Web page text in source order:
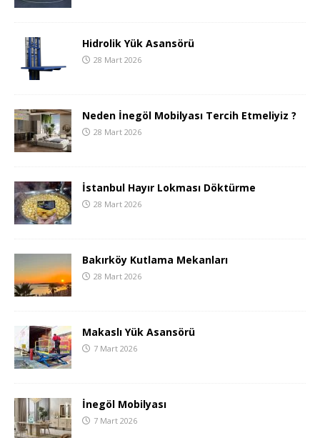
Hidrolik Yük Asansörü
28 Mart 2026
Neden İnegöl Mobilyası Tercih Etmeliyiz ?
28 Mart 2026
İstanbul Hayır Lokması Döktürme
28 Mart 2026
Bakırköy Kutlama Mekanları
28 Mart 2026
Makaslı Yük Asansörü
7 Mart 2026
İnegöl Mobilyası
7 Mart 2026